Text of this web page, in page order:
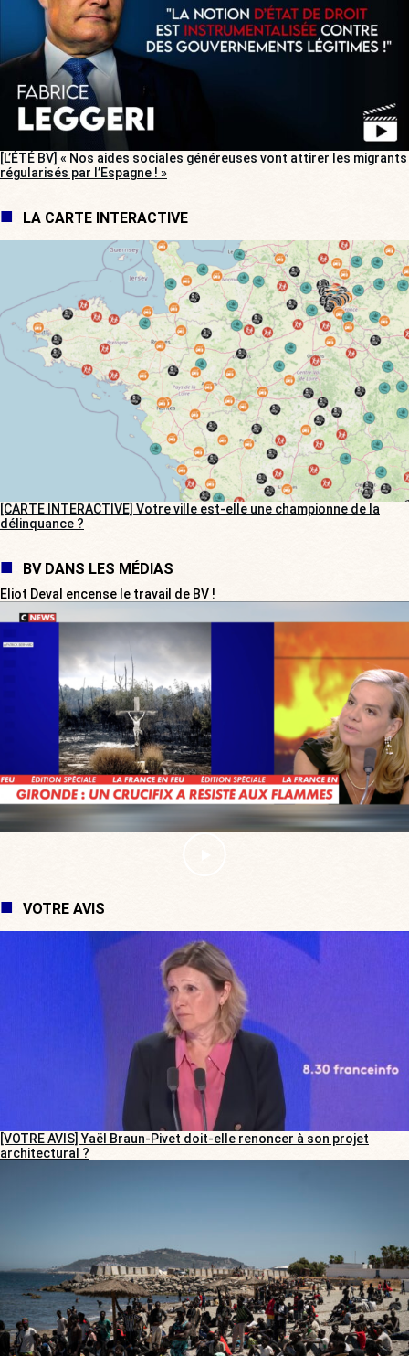
[L’ÉTÉ BV] « Nos aides sociales généreuses vont attirer les migrants
régularisés par l’Espagne ! »
LA CARTE INTERACTIVE
[CARTE INTERACTIVE] Votre ville est-elle une championne de la
délinquance ?
BV DANS LES MÉDIAS
Eliot Deval encense le travail de BV !
VOTRE AVIS
[VOTRE AVIS] Yaël Braun-Pivet doit-elle renoncer à son projet
architectural ?